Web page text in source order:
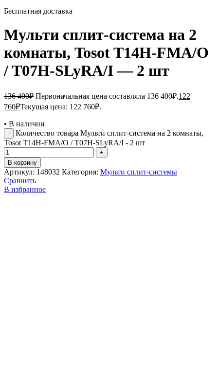
Бесплатная доставка
Мульти сплит-система на 2
комнаты, Tosot T14H-FMA/O
/ T07H-SLyRA/I — 2 шт
136 400₽ Первоначальная цена составляла 136 400₽.122
760₽Текущая цена: 122 760₽.
• В наличии
Количество товара Мульти сплит-система на 2 комнаты,
Tosot T14H-FMA/O / T07H-SLyRA/I - 2 шт
В корзину
Артикул: 148032 Категория: Мульти сплит-системы
Сравнить
В избранное